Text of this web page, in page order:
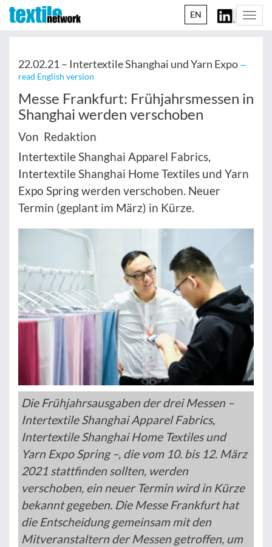
EN
22.02.21 – Intertextile Shanghai und Yarn Expo —
read English version
Messe Frankfurt: Frühjahrsmessen in
Shanghai werden verschoben
Von Redaktion
Intertextile Shanghai Apparel Fabrics,
Intertextile Shanghai Home Textiles und Yarn
Expo Spring werden verschoben. Neuer
Termin (geplant im März) in Kürze.
Die Frühjahrsausgaben der drei Messen –
Intertextile Shanghai Apparel Fabrics,
Intertextile Shanghai Home Textiles und
Yarn Expo Spring –, die vom 10. bis 12. März
2021 stattfinden sollten, werden
verschoben, ein neuer Termin wird in Kürze
bekannt gegeben. Die Messe Frankfurt hat
die Entscheidung gemeinsam mit den
Mitveranstaltern der Messen getroffen, um